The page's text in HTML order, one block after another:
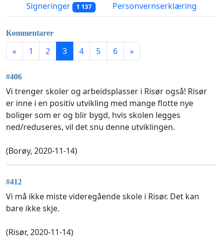
Signeringer 1 137 Personvernserklæring
Kommentarer
« 1 2 3 4 5 6 »
#406
Vi trenger skoler og arbeidsplasser i Risør også! Risør
er inne i en positiv utvikling med mange flotte nye
boliger som er og blir bygd, hvis skolen legges
ned/reduseres, vil det snu denne utviklingen.
(Borøy, 2020-11-14)
#412
Vi må ikke miste videregående skole i Risør. Det kan
bare ikke skje.
(Risør, 2020-11-14)